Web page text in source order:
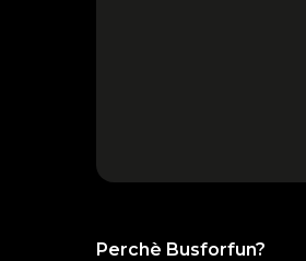
Perchè Busforfun?